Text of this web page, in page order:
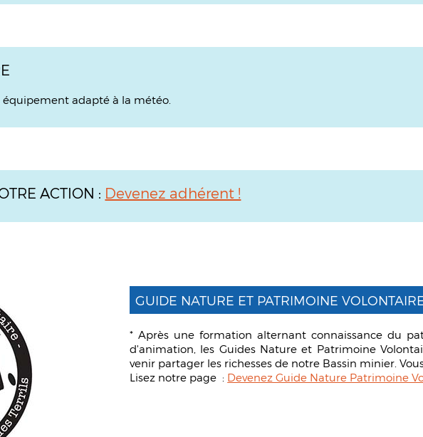
adapté à la météo.
ACTION : Devenez adhérent !
GUIDE NATURE ET PATRIMOINE
* Après une formation alternant connaissance du
d'animation, les Guides Nature et Patrimoine
venir partager les richesses de notre Bassin minier.
Lisez notre page : Devenez Guide Nature Patrimoine